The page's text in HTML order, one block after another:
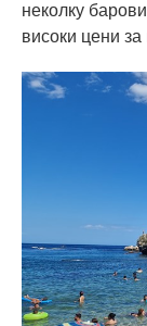
неколку
високи цени